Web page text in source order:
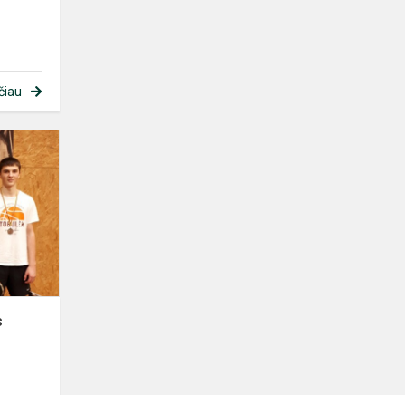
komandų